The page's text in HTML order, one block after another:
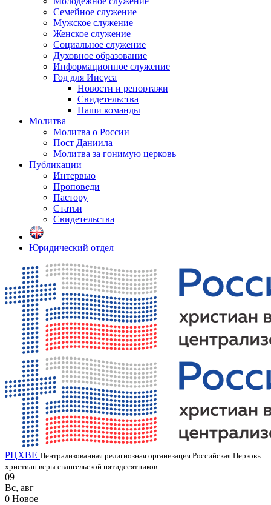
Семейное служение
Мужское служение
Женское служение
Социальное служение
Духовное образование
Информационное служение
Год для Иисуса
Новости и репортажи
Свидетельства
Наши команды
Молитва
Молитва о России
Пост Даниила
Молитва за гонимую церковь
Публикации
Интервью
Проповеди
Пастору
Статьи
Свидетельства
Юридический отдел
РЦХВЕ Централизованная религиозная организация Российская Церковь
христиан веры евангельской пятидесятников
09
Вс, авг
0 Новое